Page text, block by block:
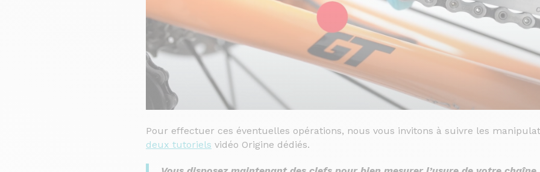
Pour effectuer ces éventuelles opérations, nous vous invitons à suivre les
deux tutoriels vidéo Origine dédiés.